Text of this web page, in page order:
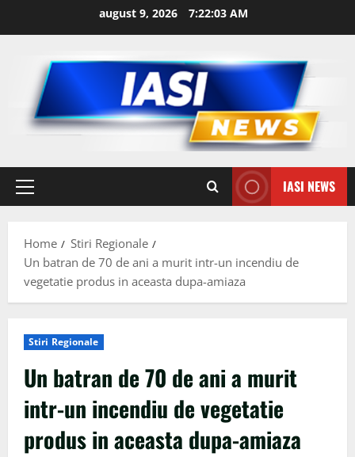
august 9, 2026 7:22:04 AM
Primary
IASI NEWS
Home
Stiri Regionale
Un batran de 70 de ani a murit intr-un incendiu de
vegetatie produs in aceasta dupa-amiaza
Stiri Regionale
Un batran de 70 de ani a murit
intr-un incendiu de vegetatie
produs in aceasta dupa-amiaza